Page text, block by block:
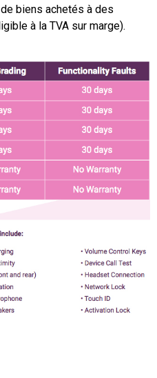
biens achetés à des
à la TVA sur marge).